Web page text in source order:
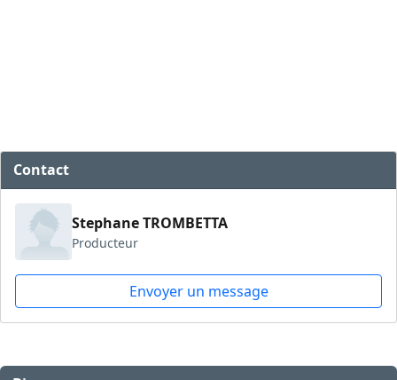
Contact
Stephane TROMBETTA
Producteur
Envoyer un message